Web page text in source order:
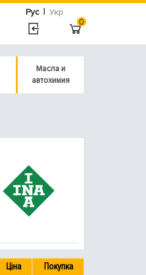
Рус | Укр
0
Масла и
автохимия
Ціна Покупка